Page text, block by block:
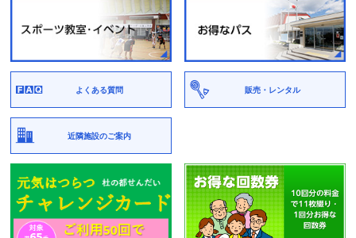
よくある質問 販売・レンタル
近隣施設のご案内